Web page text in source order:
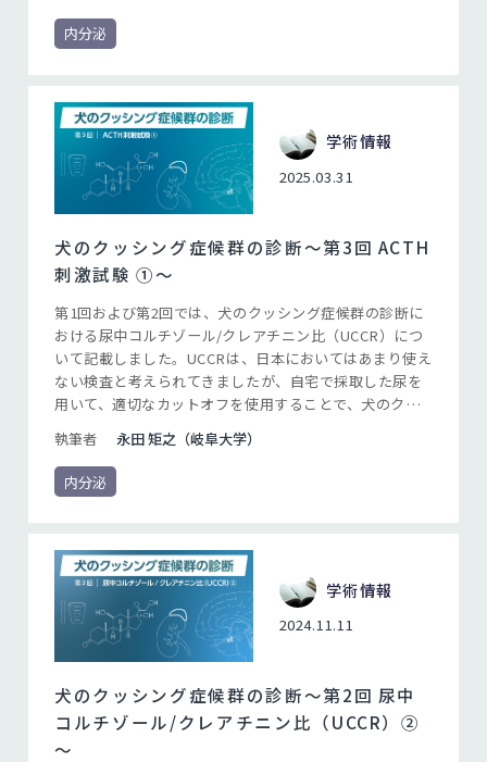
体-副腎軸（HPA軸）の感受性低下を評価する検査ではな
いこと、そして尿中コルチゾール/クレアチニン比
試験が使用される機会が減少しており、診断時のACTH刺
激試験の結果を参照する必要性も少なくなってきていま
す。
内分泌
学術情報
2025.03.31
犬のクッシング症候群の診断〜第3回 ACTH
刺激試験 ①～
第1回および第2回では、犬のクッシング症候群の診断に
おける尿中コルチゾール/クレアチニン比（UCCR）につ
いて記載しました。UCCRは、日本においてはあまり使え
ない検査と考えられてきましたが、自宅で採取した尿を
用いて、適切なカットオフを使用することで、犬のクッ
執筆者 永田 矩之（岐阜大学）
内分泌
学術情報
2024.11.11
犬のクッシング症候群の診断〜第2回 尿中
コルチゾール/クレアチニン比（UCCR）②
～